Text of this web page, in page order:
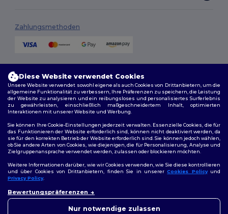
Zahlungsmethoden
Allgemeine Geschäftsbedingungen
Datenschutzbestimmungen|Cookie-Richtlinie|Site Map
Folge uns
Diese Website verwendet Cookies
Unsere Website verwendet sowohl eigene als auch Cookies von Drittanbietern, um die
allgemeine Funktionalität zu verbessern, Ihre Präferenzen zu speichern, die Leistung
der Website zu analysieren und ein reibungsloses und personalisiertes Surferlebnis
zu gewährleisten, einschließlich maßgeschneidertem Inhalt, optimierten
Interaktionen mit unserer Website und Werbung.
Sie können Ihre Cookie-Einstellungen jederzeit verwalten. Essenzielle Cookies, die für
das Funktionieren der Website erforderlich sind, können nicht deaktiviert werden, da
sie für den korrekten Betrieb der Website erforderlich sind. Sie können jedoch wählen,
ob Sie andere Arten von Cookies, wie diejenigen, die für Personalisierung, Analyse und
Zielgruppenansprache verwendet werden, zulassen oder blockieren möchten.
Weitere Informationen darüber, wie wir Cookies verwenden, wie Sie diese kontrollieren
und über Cookies von Drittanbietern, finden Sie in unsererCookies Policyund
Privacy Policy.
Bewertungspräferenzen
Nur notwendige zulassen
uns jederzeit kontaktieren.